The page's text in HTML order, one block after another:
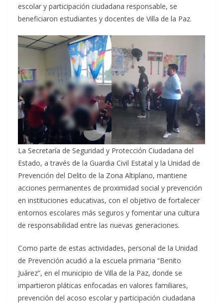
escolar y participación ciudadana responsable, se
beneficiaron estudiantes y docentes de Villa de la Paz.
La Secretaría de Seguridad y Protección Ciudadana del
Estado, a través de la Guardia Civil Estatal y la Unidad de
Prevención del Delito de la Zona Altiplano, mantiene
acciones permanentes de proximidad social y prevención
en instituciones educativas, con el objetivo de fortalecer
entornos escolares más seguros y fomentar una cultura
de responsabilidad entre las nuevas generaciones.
Como parte de estas actividades, personal de la Unidad
de Prevención acudió a la escuela primaria “Benito
Juárez”, en el municipio de Villa de la Paz, donde se
impartieron pláticas enfocadas en valores familiares,
prevención del acoso escolar y participación ciudadana